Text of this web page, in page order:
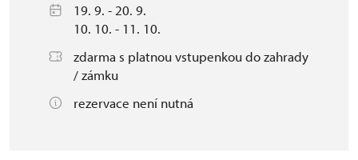
19. 9. - 20. 9.
10. 10. - 11. 10.
zdarma s platnou vstupenkou do zahrady
/ zámku
rezervace není nutná